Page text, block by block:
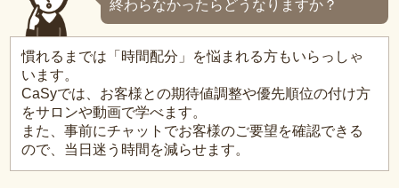
終わらなかったらどうなりますか？
慣れるまでは「時間配分」を悩まれる方もいらっしゃ
います。
CaSyでは、お客様との期待値調整や優先順位の付け方
をサロンや動画で学べます。
また、事前にチャットでお客様のご要望を確認できる
ので、当日迷う時間を減らせます。